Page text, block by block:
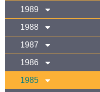
1989
1988
1987
1986
1985